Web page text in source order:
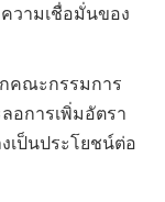
วามเชื่อมั่นของ
คณะกรรมการ
อการเพิ่มอัตรา
เป็นประโยชน์ต่อ